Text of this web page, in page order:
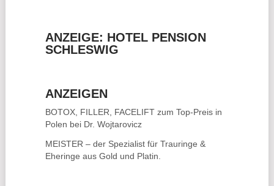
ANZEIGE: HOTEL PENSION
SCHLESWIG
ANZEIGEN
BOTOX, FILLER, FACELIFTzum Top-Preis in
Polen bei Dr. Wojtarovicz
MEISTER – der Spezialist für Trauringe &
Eheringe aus Gold und Platin.